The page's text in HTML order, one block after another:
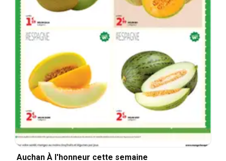
Auchan À l'honneur cette semaine